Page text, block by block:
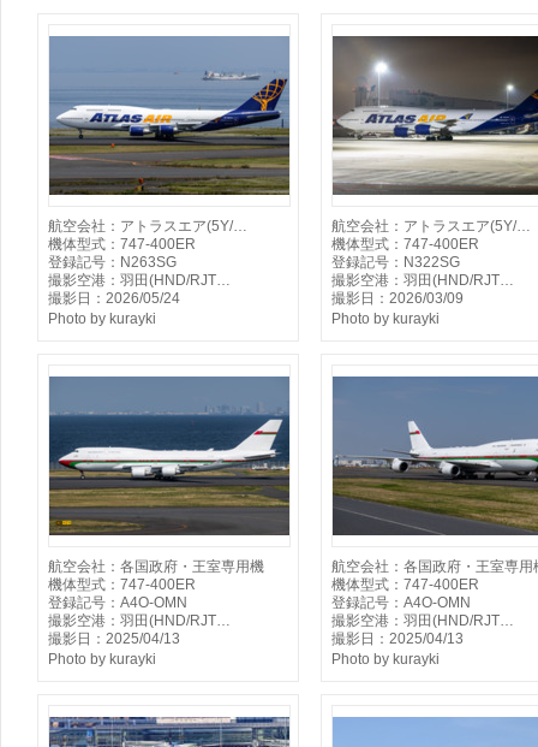
航空会社：アトラスエア(5Y/…
機体型式：747-400ER
登録記号：N263SG
撮影空港：羽田(HND/RJT…
撮影日：2026/05/24
Photo by kurayki
航空会社：アトラスエア(5Y/…
機体型式：747-400ER
登録記号：N322SG
撮影空港：羽田(HND/RJT…
撮影日：2026/03/09
Photo by kurayki
航空会社：各国政府・王室専用機
機体型式：747-400ER
登録記号：A4O-OMN
撮影空港：羽田(HND/RJT…
撮影日：2025/04/13
Photo by kurayki
航空会社：各国政府・王室専用
機体型式：747-400ER
登録記号：A4O-OMN
撮影空港：羽田(HND/RJT…
撮影日：2025/04/13
Photo by kurayki